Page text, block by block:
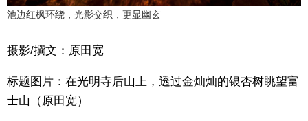
池边红枫环绕，光影交织，更显幽玄
摄影/撰文：原田宽
标题图片：在光明寺后山上，透过金灿灿的银杏树眺望富
士山（原田宽）